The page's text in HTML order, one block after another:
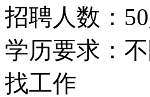
招聘人数：
学历要求：
找工作